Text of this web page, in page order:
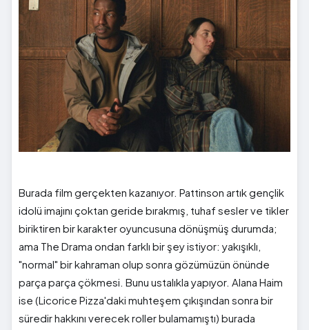
Burada film gerçekten kazanıyor. Pattinson artık gençlik
idolü imajını çoktan geride bırakmış, tuhaf sesler ve tikler
biriktiren bir karakter oyuncusuna dönüşmüş durumda;
ama The Drama ondan farklı bir şey istiyor: yakışıklı,
"normal" bir kahraman olup sonra gözümüzün önünde
parça parça çökmesi. Bunu ustalıkla yapıyor. Alana Haim
ise (Licorice Pizza'daki muhteşem çıkışından sonra bir
süredir hakkını verecek roller bulamamıştı) burada